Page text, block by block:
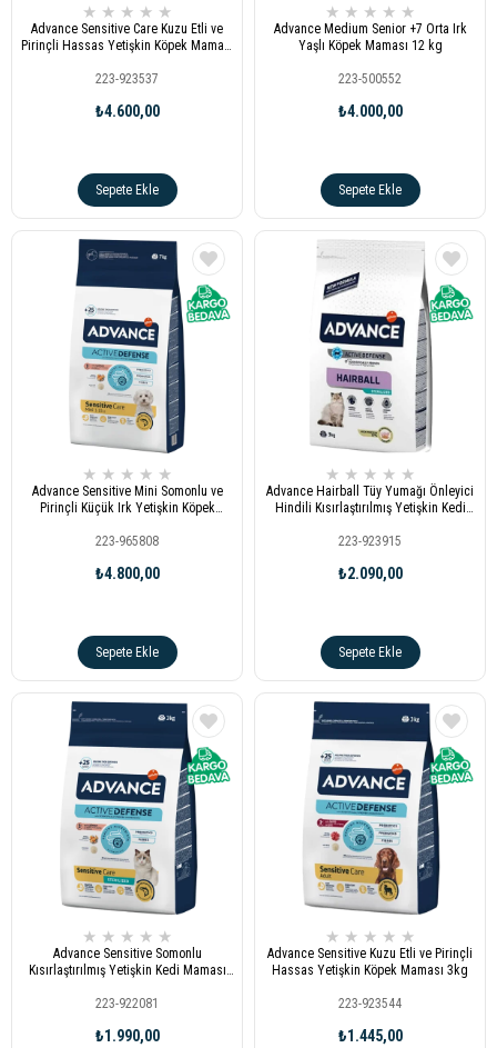
★ ★ ★ ★ ★
Advance Sensitive Care Kuzu Etli ve
Pirinçli Hassas Yetişkin Köpek Maması
223-923537
₺4.600,00
Sepete Ekle
★ ★ ★ ★ ★
Advance Medium Senior +7 Orta Irk
Yaşlı Köpek Maması 12 kg
223-500552
₺4.000,00
Sepete Ekle
★ ★ ★ ★ ★
Advance Sensitive Mini Somonlu ve
Pirinçli Küçük Irk Yetişkin Köpek
223-965808
₺4.800,00
Sepete Ekle
★ ★ ★ ★ ★
Advance Hairball Tüy Yumağı Önleyici
Hindili Kısırlaştırılmış Yetişkin Kedi
223-923915
₺2.090,00
Sepete Ekle
★ ★ ★ ★ ★
Advance Sensitive Somonlu
Kısırlaştırılmış Yetişkin Kedi Maması
223-922081
₺1.990,00
★ ★ ★ ★ ★
Advance Sensitive Kuzu Etli ve Pirinçli
Hassas Yetişkin Köpek Maması 3kg
223-923544
₺1.445,00